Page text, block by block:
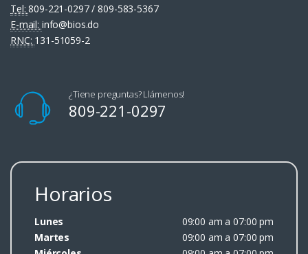
Tel:809-221-0297 / 809-583-5367
E-mail: info@bios.do
RNC: 131-51059-2
¿Tiene preguntas? Llámenos!
809-221-0297
Horarios
Lunes
09:00 am a 07:00 pm
Martes
09:00 am a 07:00 pm